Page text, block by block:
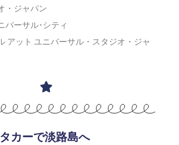
・ジャパン
バーサル･シティ
アット ユニバーサル・スタジオ・ジャ
カーで淡路島へ